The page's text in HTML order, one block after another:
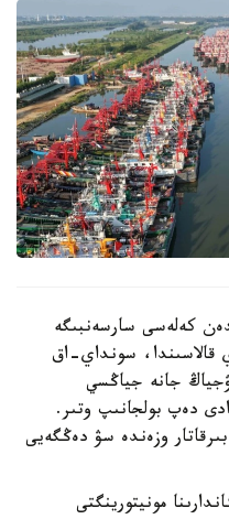
كەلەسى سارسەنبىگە
قالاسىندا، سونداي-اق
جانە جياڭسي
دەپ بولجانىپ وتىر.
وزەندە سۋ دەڭگەيى
مونيتورينگتى